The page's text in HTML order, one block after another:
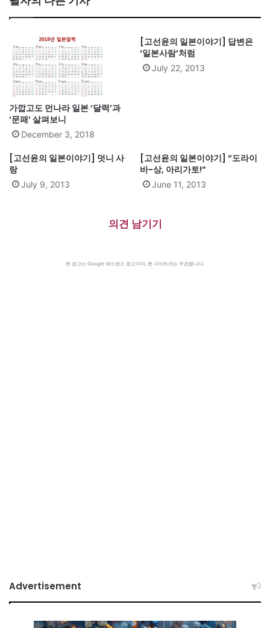
가깝고도 먼나라 일본 ‘달력’과
‘문패’ 살펴보니
December 3, 2018
[고선윤의 일본이야기] 답변은
‘일본사람’처럼
July 22, 2013
[고선윤의 일본이야기] 덧니 사
랑
July 9, 2013
[고선윤의 일본이야기] “도라이
바-상, 아리가토!”
June 11, 2013
의견 남기기
본 광고는 Google 애드센스 광고이며, 본 사이트와는 무관합니다.
Advertisement